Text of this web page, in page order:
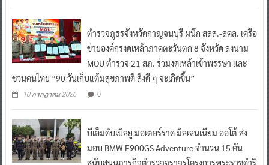
ตำรวจภูธรจังหวัดกาญจนบุรี ผนึก สสส.-สคล. เครือ
ข่ายองค์กรงดเหล้าภาคตะวันตก 8 จังหวัด ลงนาม
MOU ตำรวจ 21 สภ. ร่วมงดเหล้าเข้าพรรษา และ
ชวนคนไทย “90 วันเก็บแต้มสุขภาพดี สิ่งดี ๆ จะเกิดขึ้น”
10 กรกฎาคม 2026 0
บีเอ็มดับเบิลยู มอเตอร์ราด มิลเลนเนียม ออโต้ ส่ง
มอบ BMW F900GS Adventure จำนวน 15 คัน
สนับสนุนภารกิจตำรวจจราจรโครงการพระราชดำริ